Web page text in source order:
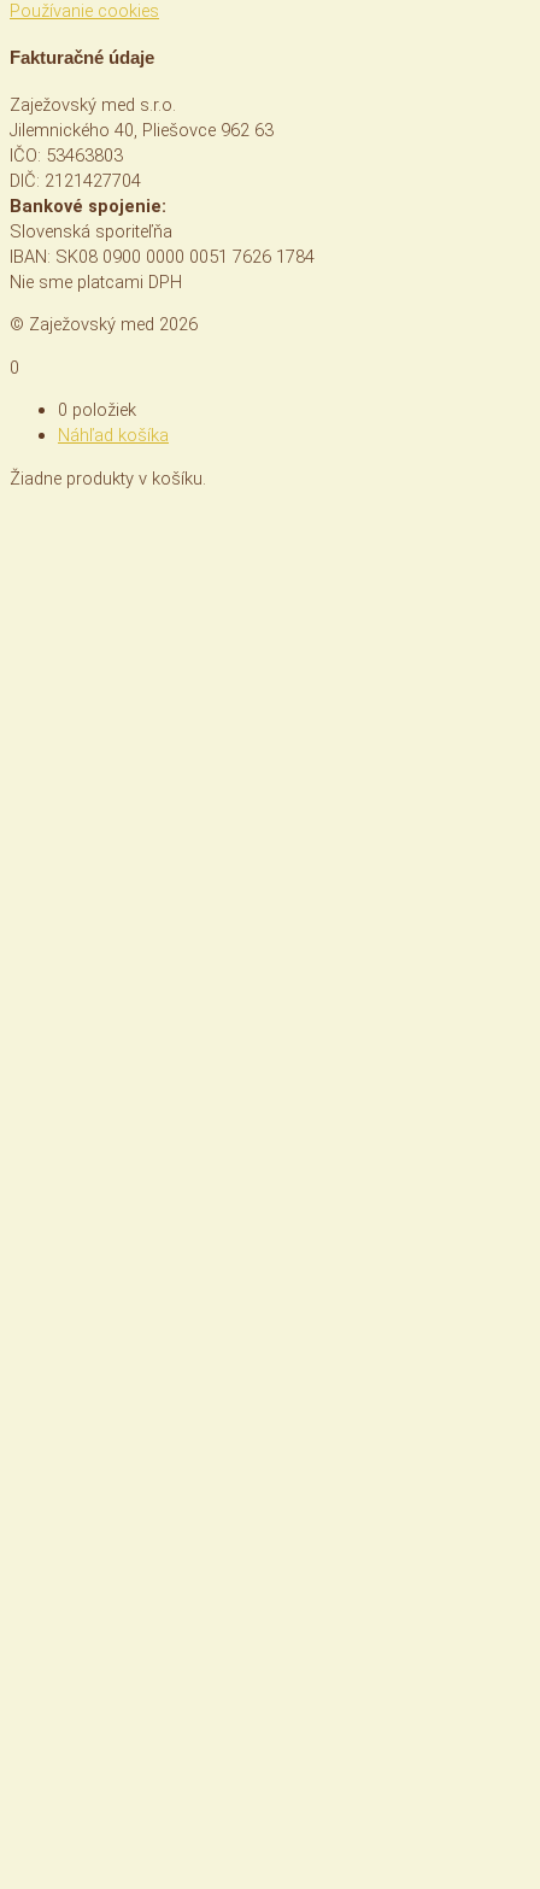
Používanie cookies
Fakturačné údaje
Zaježovský med s.r.o.
Jilemnického 40, Pliešovce 962 63
IČO: 53463803
DIČ: 2121427704
Bankové spojenie:
Slovenská sporiteľňa
IBAN: SK08 0900 0000 0051 7626 1784
Nie sme platcami DPH
© Zaježovský med 2026
0
0 položiek
Náhľad košíka
Žiadne produkty v košíku.